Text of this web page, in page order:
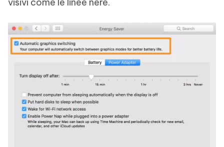
visivi come le linee nere.